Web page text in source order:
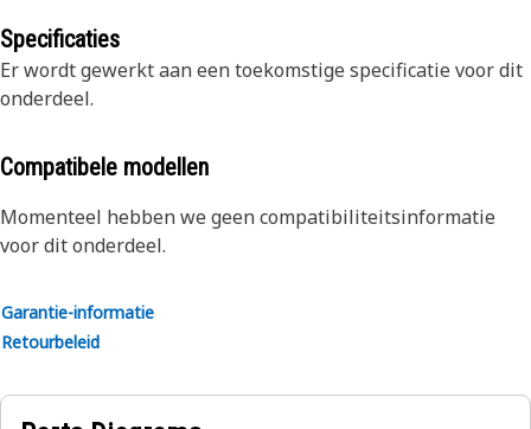
Specificaties
Er wordt gewerkt aan een toekomstige specificatie voor dit
onderdeel.
Compatibele modellen
Momenteel hebben we geen compatibiliteitsinformatie
voor dit onderdeel.
Garantie-informatie
Retourbeleid